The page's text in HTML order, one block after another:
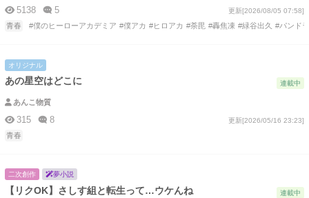
5138 5 更新[2026/08/05 07:58]
青春 #僕のヒーローアカデミア #僕アカ #ヒロアカ #荼毘 #轟焦凍 #緑谷出久 #パンド
オリジナル
あの星空はどこに 連載中
あんこ物質
315 8 更新[2026/05/16 23:23]
青春
二次創作 夢小説
【リクOK】さしす組と転生って…ウケんね 連載中